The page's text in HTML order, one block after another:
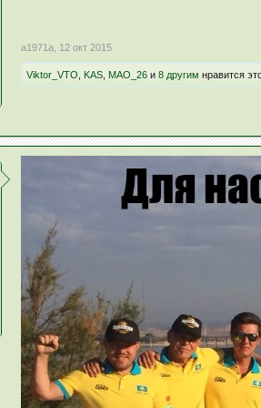
a1971a 12 окт 2015
Viktor_VTO KAS MAO_26 и8 другим нравится